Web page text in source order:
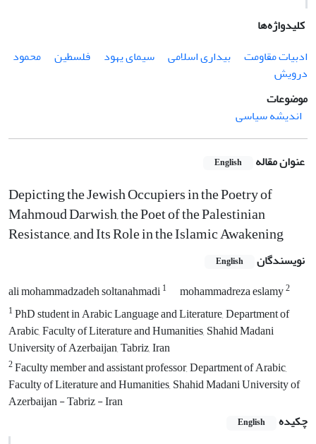
کلیدواژه‌ها
ادبیات مقاومت
بیداری اسلامی سیمای یهود فلسطین
محمود
درویش
موضوعات
اندیشه سیاسی
عنوان مقاله English
Depicting the Jewish Occupiers in the Poetry of
Mahmoud Darwish, the Poet of the Palestinian
Resistance, and Its Role in the Islamic Awakening
نویسندگان English
ali mohammadzadeh soltanahmadi1 mohammadreza eslamy2
1PhD student in Arabic Language and Literature, Department of
Arabic, Faculty of Literature and Humanities, Shahid Madani
University of Azerbaijan, Tabriz, Iran
2Faculty member and assistant professor, Department of Arabic,
Faculty of Literature and Humanities, Shahid Madani University of
Azerbaijan - Tabriz - Iran
چکیده
English